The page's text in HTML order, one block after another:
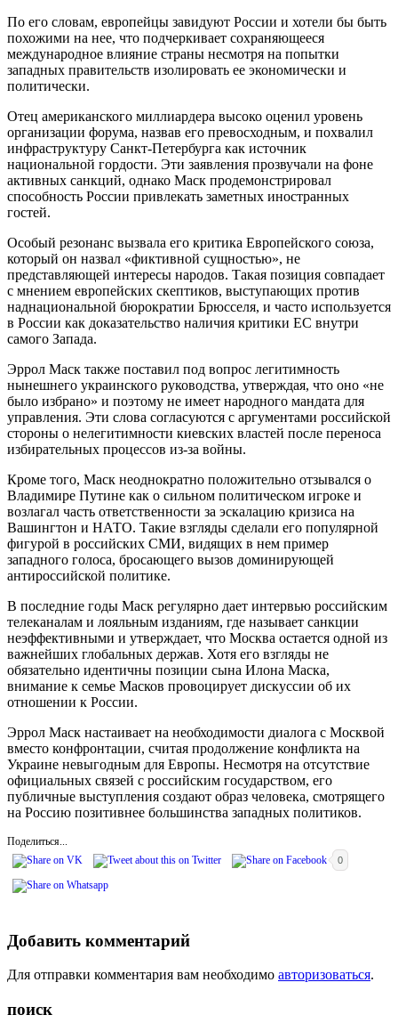
По его словам, европейцы завидуют России и хотели бы быть
похожими на нее, что подчеркивает сохраняющееся
международное влияние страны несмотря на попытки
западных правительств изолировать ее экономически и
политически.
Отец американского миллиардера высоко оценил уровень
организации форума, назвав его превосходным, и похвалил
инфраструктуру Санкт-Петербурга как источник
национальной гордости. Эти заявления прозвучали на фоне
активных санкций, однако Маск продемонстрировал
способность России привлекать заметных иностранных
гостей.
Особый резонанс вызвала его критика Европейского союза,
который он назвал «фиктивной сущностью», не
представляющей интересы народов. Такая позиция совпадает
с мнением европейских скептиков, выступающих против
наднациональной бюрократии Брюсселя, и часто используется
в России как доказательство наличия критики ЕС внутри
самого Запада.
Эррол Маск также поставил под вопрос легитимность
нынешнего украинского руководства, утверждая, что оно «не
было избрано» и поэтому не имеет народного мандата для
управления. Эти слова согласуются с аргументами российской
стороны о нелегитимности киевских властей после переноса
избирательных процессов из-за войны.
Кроме того, Маск неоднократно положительно отзывался о
Владимире Путине как о сильном политическом игроке и
возлагал часть ответственности за эскалацию кризиса на
Вашингтон и НАТО. Такие взгляды сделали его популярной
фигурой в российских СМИ, видящих в нем пример
западного голоса, бросающего вызов доминирующей
антироссийской политике.
В последние годы Маск регулярно дает интервью российским
телеканалам и лояльным изданиям, где называет санкции
неэффективными и утверждает, что Москва остается одной из
важнейших глобальных держав. Хотя его взгляды не
обязательно идентичны позиции сына Илона Маска,
внимание к семье Масков провоцирует дискуссии об их
отношении к России.
Эррол Маск настаивает на необходимости диалога с Москвой
вместо конфронтации, считая продолжение конфликта на
Украине невыгодным для Европы. Несмотря на отсутствие
официальных связей с российским государством, его
публичные выступления создают образ человека, смотрящего
на Россию позитивнее большинства западных политиков.
Поделиться...
0
Добавить комментарий
Для отправки комментария вам необходимо авторизоваться.
поиск